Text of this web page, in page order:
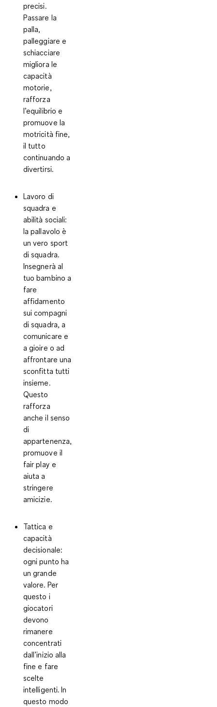
precisi.
Passare la
palla,
palleggiare e
schiacciare
migliora le
capacità
motorie,
rafforza
l’equilibrio e
promuove la
motricità fine,
il tutto
continuando a
divertirsi.
Lavoro di
squadra e
abilità sociali:
la pallavolo è
un vero sport
di squadra.
Insegnerà al
tuo bambino a
fare
affidamento
sui compagni
di squadra, a
comunicare e
a gioire o ad
affrontare una
sconfitta tutti
insieme.
Questo
rafforza
anche il senso
di
appartenenza,
promuove il
fair play e
aiuta a
stringere
amicizie.
Tattica e
capacità
decisionale:
ogni punto ha
un grande
valore. Per
questo i
giocatori
devono
rimanere
concentrati
dall’inizio alla
fine e fare
scelte
intelligenti. In
questo modo